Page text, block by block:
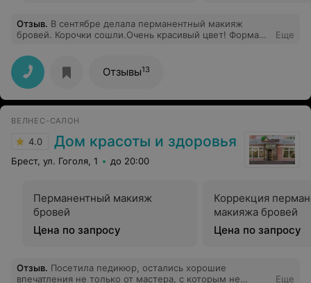
Отзыв. В сентябре делала перманентный макияж
бровей. Корочки сошли.Очень красивый цвет! Форма
бы сделать макияж губ и стрелки!
Еще
Отзывы13
ВЕЛНЕС-САЛОН
4.0 Дом красоты и здоровья
Брест, ул. Гоголя, 1 до 20:00
Перманентный макияж
бровей
Цена по запросу
Коррекция
макияжа бровей
Цена по запросу
Отзыв. Посетила педикюр, остались хорошие
впечатления не только от мастера, с которым не
Еще